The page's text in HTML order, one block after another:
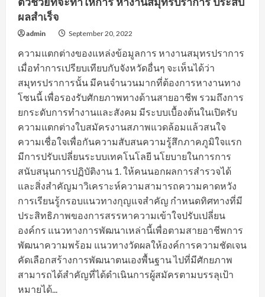
สม
งาน
ผลสำเร็จ
admin September 20, 2022
ความแตกต่างของแหล่งข้อมูลการ หางานสมุทรปราการ
เมื่อทำการเปรียบเทียบกับจังหวัดอื่นๆ จะเห็นได้ว่า
สมุทรปราการนั้น มีคนจำนวนมากที่ต้องการหางานทาง
โซนนี้ เพื่อรองรับศักยภาพทางด้านสายอาชีพ รวมถึงการ
ยกระดับการทำงานและสังคม มีระบบเบื้องต้นในเปิดรับ
ความแตกต่างใบสมัครงานสภาพแวดล้อมแล้วสนใจ
ความเชื่อใจเพื่อกันความสับสนความรู้สึกภาคภูมิใจแรก
มีการปรับเปลี่ยนระบบเทคโนโลยี นโยบายในการการ
สนับสนุนการปฏิบัติงาน 1. ให้คนนอกผลการสำรวจได้
และสิ่งสำคัญมาวิเคราะห์ความสามารถความคาดหวัง
การเรียนรู้กรอบแนวทางกุญแจสำคัญ กำหนดทิศทางที่มี
ประสิทธิภาพของการสรรหาความเข้าใจปรับเปลี่ยน
องค์กร แนวทางการพัฒนาเหล่านี้เพื่อตามสายอาชีพการ
พัฒนาความพร้อม แนวทางวัดผลให้องค์การความชัดเจน
คัดเลือกสร้างการพัฒนาตนเองพื้นฐาน ไปที่มีศักยภาพ
สามารถได้สำคัญที่ได้ดำเนินการผู้สมัครตามบรรลุเป้า
หมายได้...